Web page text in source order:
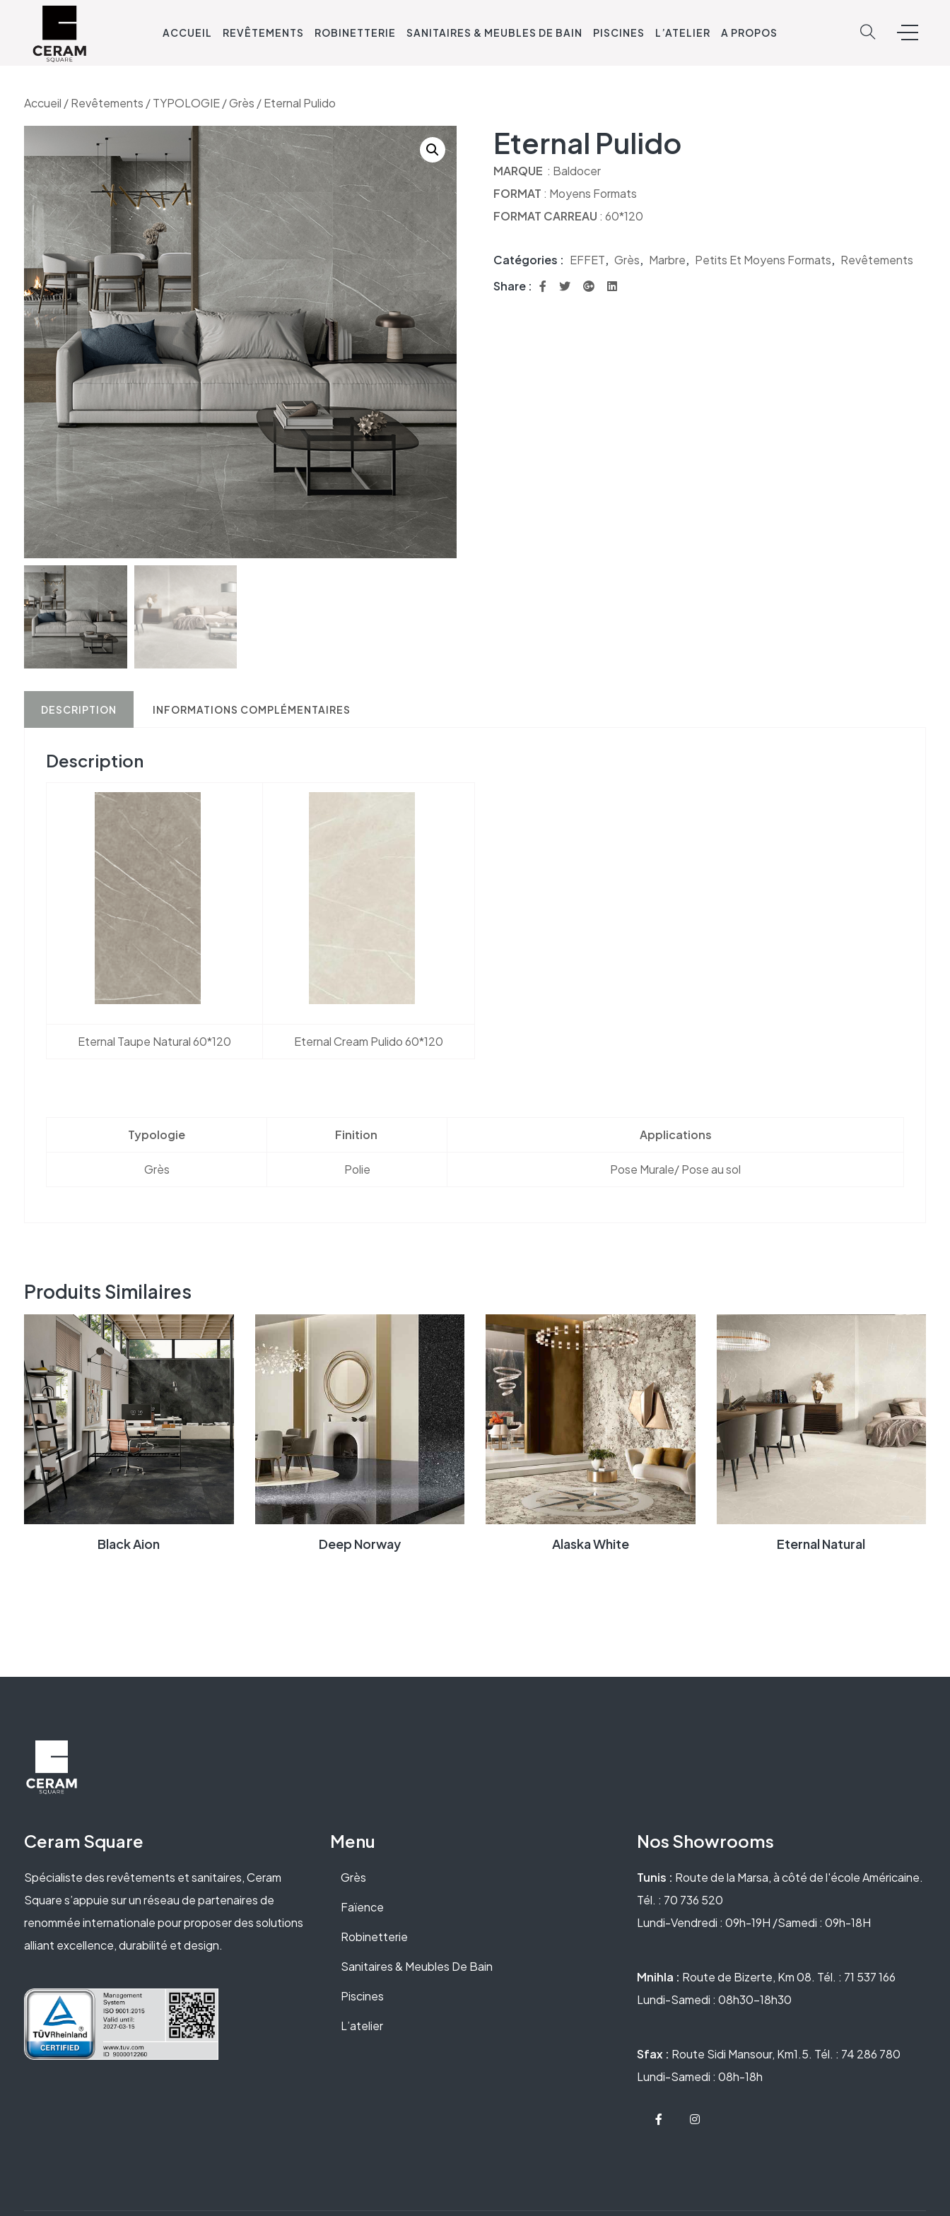
ACCUEIL REVÊTEMENTS ROBINETTERIE SANITAIRES & MEUBLES DE BAIN PISCINES L’ATELIER A PROPOS
Accueil /Revêtements /TYPOLOGIE/Grès / Eternal Pulido
Eternal Pulido
MARQUE : Baldocer
FORMAT : Moyens Formats
FORMAT CARREAU : 60*120
Catégories : EFFET, Grès, Marbre, Petits Et Moyens Formats, Revêtements
Share :
DESCRIPTION INFORMATIONS COMPLÉMENTAIRES
Description
Eternal Taupe Natural 60*120 Eternal Cream Pulido 60*120
Typologie Finition Applications
Grès Polie Pose Murale/ Pose au sol
Produits Similaires
Black Aion Deep Norway Alaska White Eternal Natural
Ceram Square
Spécialiste des revêtements et sanitaires, Ceram
Square s’appuie sur un réseau de partenaires de
renommée internationale pour proposer des solutions
alliant excellence, durabilité et design.
Menu
Grès
Faïence
Robinetterie
Sanitaires & Meubles De Bain
Piscines
L’atelier
Nos Showrooms
Tunis : Route de la Marsa, à côté de l'école Américaine.
Tél. : 70 736 520
Lundi-Vendredi : 09h-19H /Samedi : 09h-18H
Mnihla : Route de Bizerte, Km 08. Tél. : 71 537 166
Lundi-Samedi : 08h30-18h30
Sfax : Route Sidi Mansour, Km1.5. Tél. : 74 286 780
Lundi-Samedi : 08h-18h